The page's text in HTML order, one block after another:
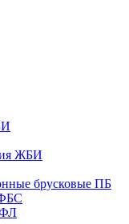
ЖБИ
брусковые ПБ
ФЛ